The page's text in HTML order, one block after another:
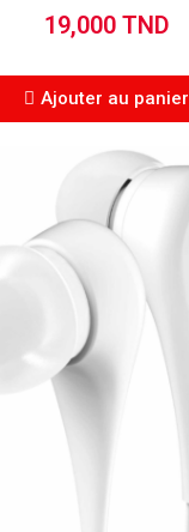
19,000 TND
Ajouter au panier